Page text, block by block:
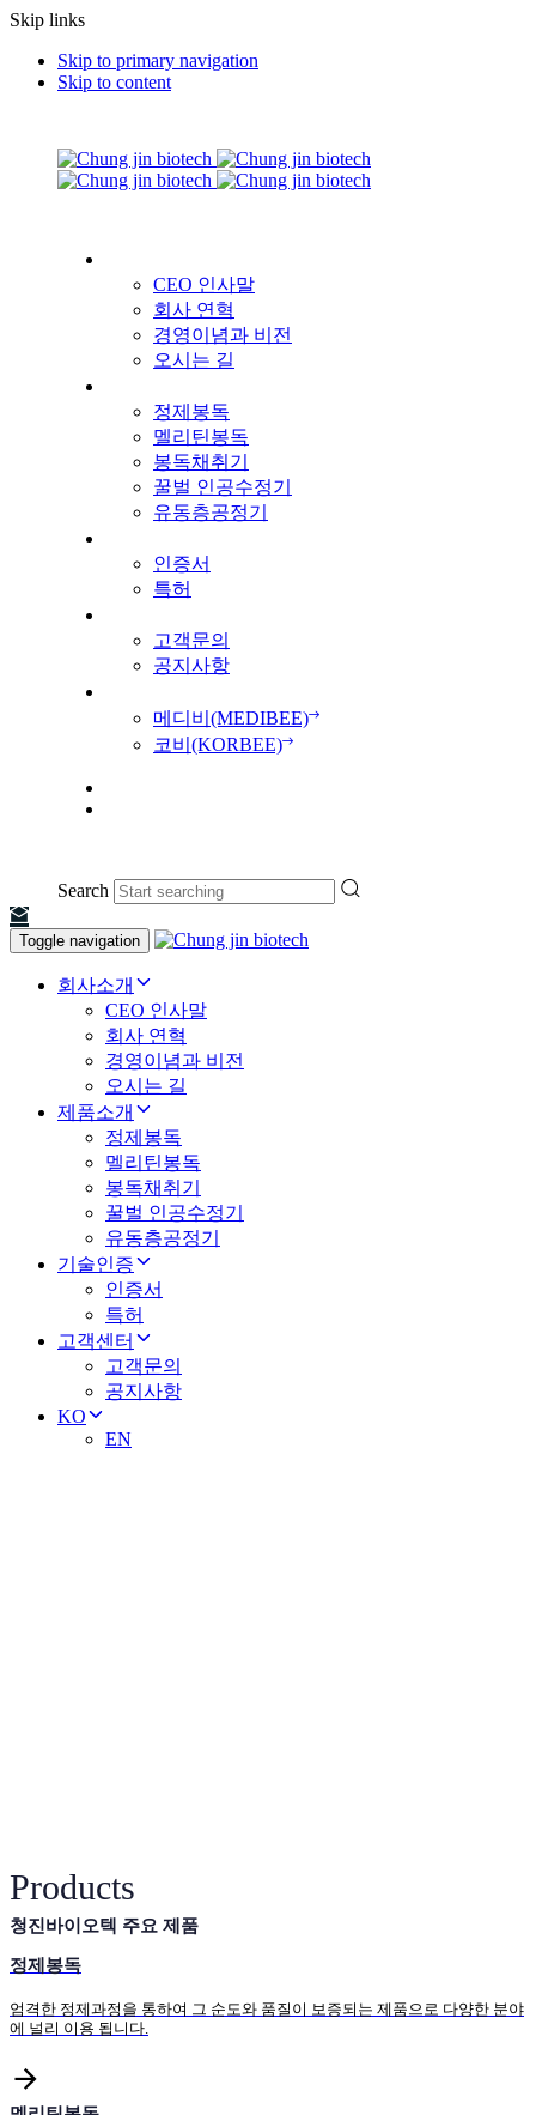
Skip links
Skip to primary navigation
Skip to content
CEO 인사말
회사 연혁
경영이념과 비전
오시는 길
정제봉독
멜리틴봉독
봉독채취기
꿀벌 인공수정기
유동층공정기
인증서
특허
고객문의
공지사항
메디비(MEDIBEE)
코비(KORBEE)
Search
Toggle navigation
회사소개
CEO 인사말
회사 연혁
경영이념과 비전
오시는 길
제품소개
정제봉독
멜리틴봉독
봉독채취기
꿀벌 인공수정기
유동층공정기
기술인증
인증서
특허
고객센터
고객문의
공지사항
KO
EN
Products
청진바이오텍 주요 제품
정제봉독
엄격한 정제과정을 통하여 그 순도와 품질이 보증되는 제품으로 다양한 분야
에 널리 이용 됩니다.